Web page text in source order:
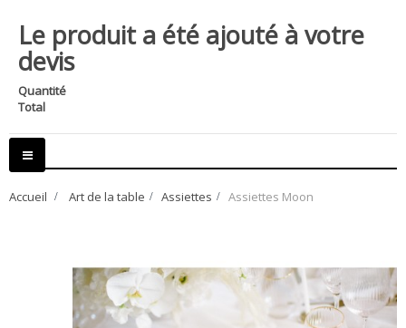
Le produit a été ajouté à votre
devis
Quantité
Total
Basculer
la
Accueil > Art de la table > Assiettes > Assiettes Moon